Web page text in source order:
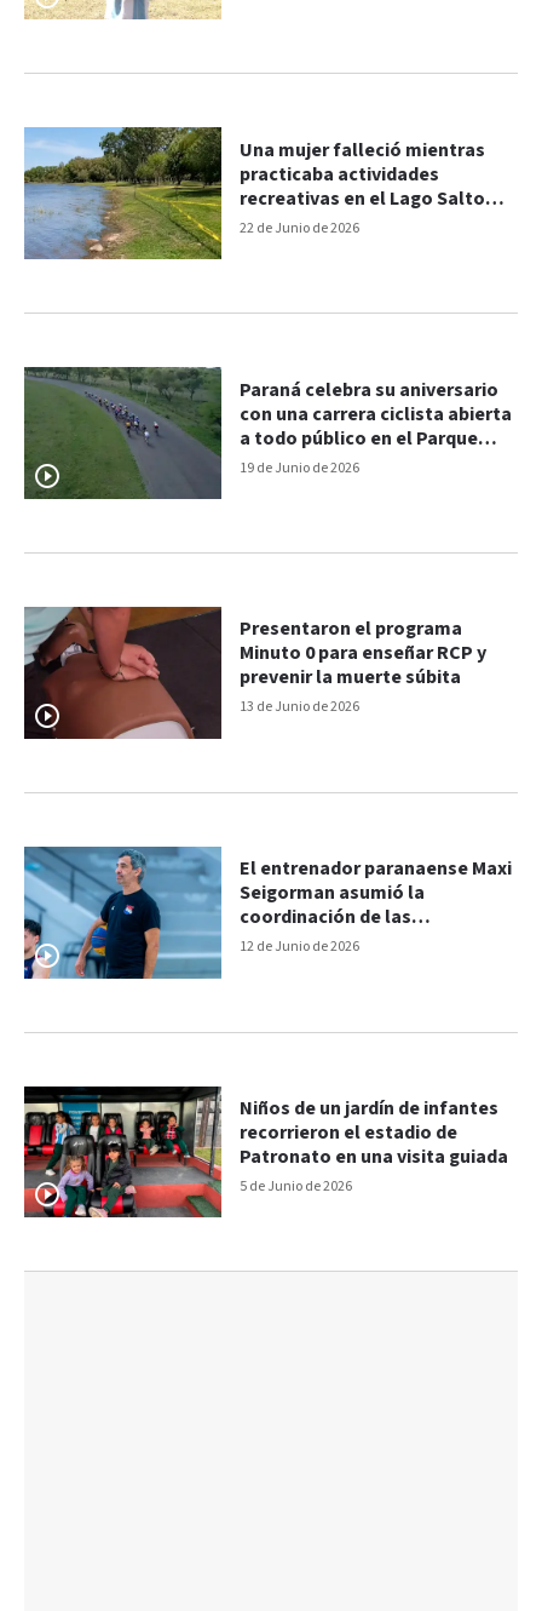
22 de Junio de 2026
Una mujer falleció mientras
practicaba actividades
recreativas en el Lago Salto
Grande
19 de Junio de 2026
Paraná celebra su aniversario
con una carrera ciclista abierta
a todo público en el Parque
Varisco
13 de Junio de 2026
Presentaron el programa
Minuto 0 para enseñar RCP y
prevenir la muerte súbita
12 de Junio de 2026
El entrenador paranaense Maxi
Seigorman asumió la
coordinación de las
selecciones de básquet de
5 de Junio de 2026
Niños de un jardín de infantes
recorrieron el estadio de
Patronato en una visita guiada